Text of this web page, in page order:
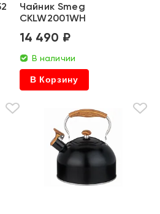
Чайник Smeg
CKLW2001WH
14 490 ₽
В наличии
В Корзину